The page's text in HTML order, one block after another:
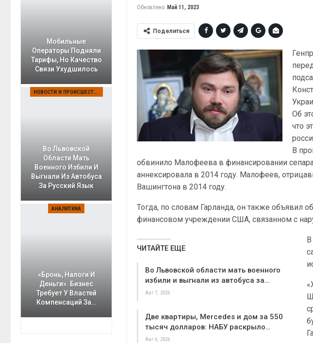
Обновлено Май 11, 2023
Поделиться
Об
что
В
обвинило Малофеева в финансировании
аннексировала в 2014 году. Малофеев,
Вашингтона в 2014 году.
Тогда, по словам Гарланда, он также объявил
финансовом учреждении США, связанном с
ЧИТАЙТЕ ЕЩЕ
Во Львовской области мать военного
избили и выгнали из автобуса за…
Авг 7, 2026
Две квартиры, Mercedes и дом за 550
тысяч долларов: НАБУ раскрыло…
Авг 6, 2026
В
Мобильные
Операторы Подняли
Тарифы, Но Качество
Связи Ухудшилось
НОВОСТИ И ПРОИСШЕСТВИЯ
Во Львовской
Области Мать
Военного Избили И
Выгнали Из Автобуса
За Русский Язык
АНАЛИТИКА
«Бронь, Налоги И
Деньги». Бизнес
Требует У Властей
Компенсаций За…